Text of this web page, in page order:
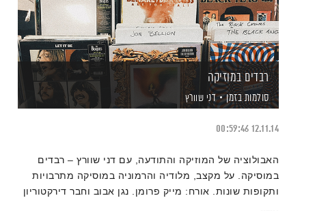
רבדים במוזיקה
סולמות בזמן דני שוורץ
12.11.14
00:59:46
האבולוציה של המוזיקה והתודעה, עם דני שוורץ – רבדים
במוסיקה. על מקצב, מלודיה והרמוניה במוסיקה מתרבויות
ותקופות שונות. אורח: מייק פרומן. נגן אבוב וחבר דירקטוריון